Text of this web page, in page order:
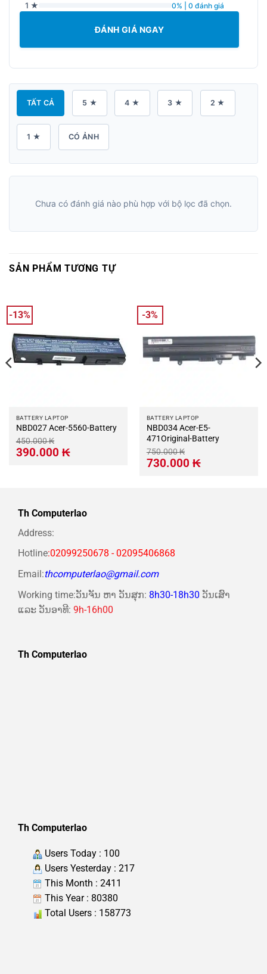
1 ★ 0% | 0 đánh giá
ĐÁNH GIÁ NGAY
TẤT CẢ 5 ★ 4 ★ 3 ★ 2 ★
1 ★ CÓ ẢNH
Chưa có đánh giá nào phù hợp với bộ lọc đã chọn.
SẢN PHẨM TƯƠNG TỰ
-13%
BATTERY LAPTOP
NBD027 Acer-5560-Battery
450.000₭
Giá
gốc
390.000 ₭Giá
hiện
-3%
BATTERY LAPTOP
NBD034 Acer-E5-
471Original-Battery
750.000₭
Giá
gốc
730.000 ₭Giá
hiện
Th Computerlao
Address:
Hotline:02099250678 - 02095406868
Email:thcomputerlao@gmail.com
Working time:ວັນຈັນ ຫາ ວັນສຸກ: 8h30-18h30 ວັນເສົາ
ແລະ ວັນອາທີ: 9h-16h00
Th Computerlao
Th Computerlao
Users Today : 100
Users Yesterday : 217
This Month : 2411
This Year : 80380
Total Users : 158773